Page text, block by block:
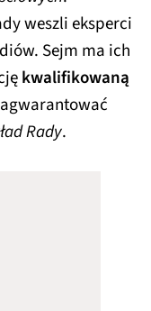
weszli eksperci
Sejm ma ich
kwalifikowaną
Rady.